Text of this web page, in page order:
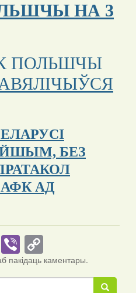
НА 3
ПОЛЬШЧЫ
БЕЗ
АД
ViberCopy
Link
пакідаць каментары.
Пошук
Пошук